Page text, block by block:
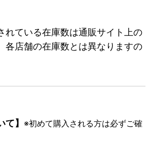
れている在庫数は通販サイト上の
各店舗の在庫数とは異なりますの
て】 ※初めて購入される方は必ずご確